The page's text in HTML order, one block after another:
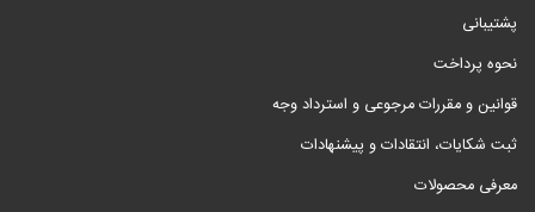
پشتیبانی
نحوه پرداخت
قوانین و مقررات مرجوعی و استرداد وجه
ثبت شکایات، انتقادات و پیشنهادات
معرفی محصولات